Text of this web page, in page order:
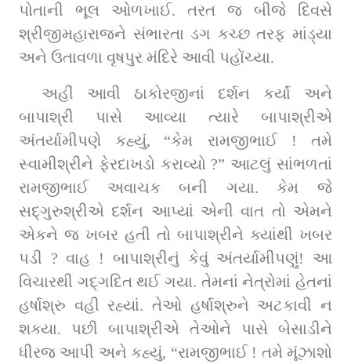
પોતાની ભૂલ ઓળખાઈ. તરત જ બીજે દિવસે
શ્રીજીમહારાજને સંભારતા ડગ કચ્છ તરફ માંડ્યા
અને ઉતાવળા વૃષપુર મંદિરે આવી પહોંચ્યા.
અહીં આવી ઠાકોરજીનાં દર્શન કર્યાં અને
બાપાશ્રી પાસે આવ્યા ત્યારે બાપાશ્રીએ
અંતર્યામીપણે કહ્યું, “કેમ રામજીભાઈ ! તમે
સ્વામીશ્રીને ફેરદાખડો કરાવ્યો ?” આટલું સાંભળતાં
રામજીભાઈ અવાચક બની ગયા. કેમ જે
સદ્‌ગુરુશ્રીએ દર્શન આપ્યાં એની વાત તો એમને
એકને જ ખબર હતી તો બાપાશ્રીને ક્યાંથી ખબર
પડી ? વાહ ! બાપાશ્રીનું કેવું અંતર્યામીપણું! આ
વિચારથી ગદ્‌ગદિત થઈ ગયા. તેમનાં નેત્રોમાં હેતનાં
હર્ષાશ્રુ વહી રહ્યાં. તેઓ હર્ષાશ્રુને અટકાવી ન
શક્યા. પછી બાપાશ્રીએ તેઓને પાસે બેસાડીને
ધીરજ આપી અને કહ્યું, “રામજીભાઈ ! તમે મૂંઝાશો